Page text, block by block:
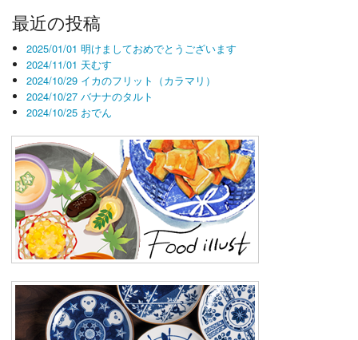
事
最近の投稿
2025/01/01 明けましておめでとうございます
2024/11/01 天むす
2024/10/29 イカのフリット（カラマリ）
2024/10/27 バナナのタルト
2024/10/25 おでん